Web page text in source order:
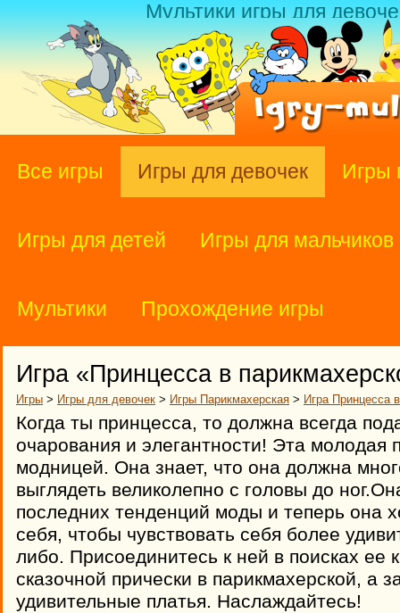
Мультики игры для
Все игры Игры для девочек Игры
Игры для детей Игры для мальчиков
Мультики Прохождение игры
Игра «Принцесса в
Игры > Игры для девочек > Игры Парикмахерская > Игра Принцесса
Когда ты принцесса, то должна всегда
очарования и элегантности! Эта молодая
модницей. Она знает, что она должна
выглядеть великолепно с головы до
последних тенденций моды и теперь она
себя, чтобы чувствовать себя более
либо. Присоединитесь к ней в поисках ее
сказочной прически в парикмахерской, а
удивительные платья. Наслаждайтесь!